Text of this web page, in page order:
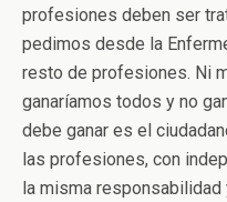
profesiones deben ser
pedimos desde la
resto de profesiones. Ni
ganaríamos todos y no
debe ganar es el
las profesiones, con
la misma responsabilidad